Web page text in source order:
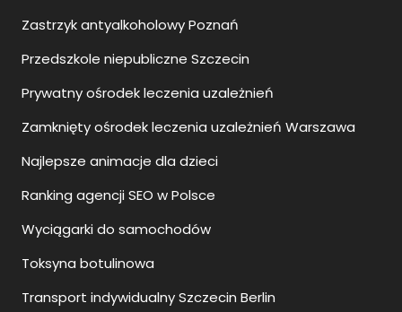
Zastrzyk antyalkoholowy Poznań
Przedszkole niepubliczne Szczecin
Prywatny ośrodek leczenia uzależnień
Zamknięty ośrodek leczenia uzależnień Warszawa
Najlepsze animacje dla dzieci
Ranking agencji SEO w Polsce
Wyciągarki do samochodów
Toksyna botulinowa
Transport indywidualny Szczecin Berlin